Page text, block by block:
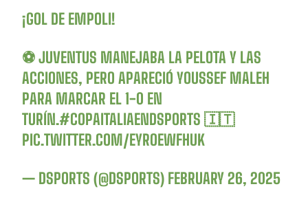
¡GOL DE EMPOLI!
⚽️ JUVENTUS MANEJABA LA PELOTA Y LAS
ACCIONES, PERO APARECIÓ YOUSSEF MALEH
PARA MARCAR EL 1-0 EN
TURÍN.#COPAITALIAENDSPORTS 🇮🇹
PIC.TWITTER.COM/EYROEWFHUK
— DSPORTS (@DSPORTS) FEBRUARY 26, 2025